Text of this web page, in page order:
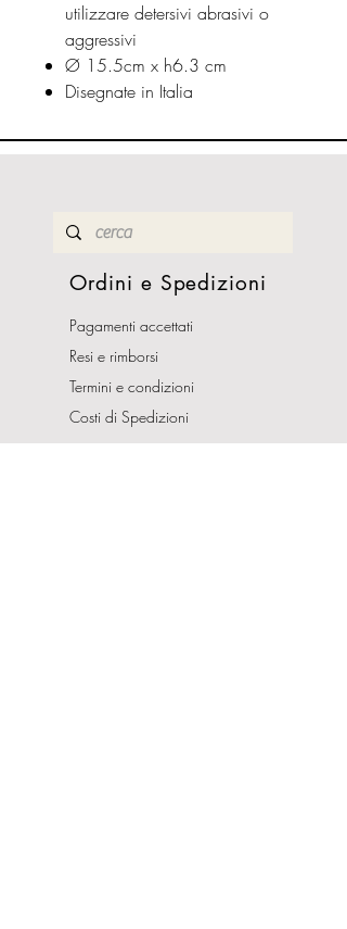
utilizzare detersivi abrasivi o
aggressivi
Ø 15.5cm x h6.3 cm
Disegnate in Italia
Ordini e Spedizioni
Pagamenti accettati
Resi e rimborsi
Termini e condizioni
Costi di Spedizioni